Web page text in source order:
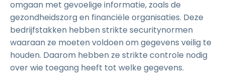
omgaan met gevoelige informatie, zoals de
gezondheidszorg en financiële organisaties. Deze
bedrijfstakken hebben strikte securitynormen
waaraan ze moeten voldoen om gegevens veilig te
houden. Daarom hebben ze strikte controle nodig
over wie toegang heeft tot welke gegevens.